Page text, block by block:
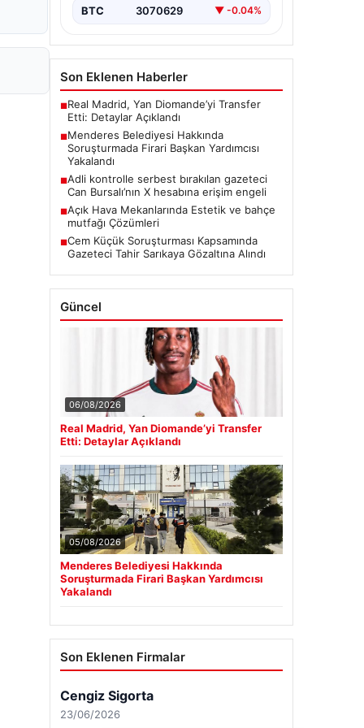
BTC 3070629 ▼ -0.04%
Son Eklenen Haberler
■Real Madrid, Yan Diomande’yi Transfer
Etti: Detaylar Açıklandı
■Menderes Belediyesi Hakkında
Soruşturmada Firari Başkan Yardımcısı
Yakalandı
■Adli kontrolle serbest bırakılan gazeteci
Can Bursalı’nın X hesabına erişim engeli
■Açık Hava Mekanlarında Estetik ve bahçe
mutfağı Çözümleri
■Cem Küçük Soruşturması Kapsamında
Gazeteci Tahir Sarıkaya Gözaltına Alındı
Güncel
06/08/2026
Real Madrid, Yan Diomande’yi Transfer
Etti: Detaylar Açıklandı
05/08/2026
Menderes Belediyesi Hakkında
Soruşturmada Firari Başkan Yardımcısı
Yakalandı
Son Eklenen Firmalar
Cengiz Sigorta
23/06/2026